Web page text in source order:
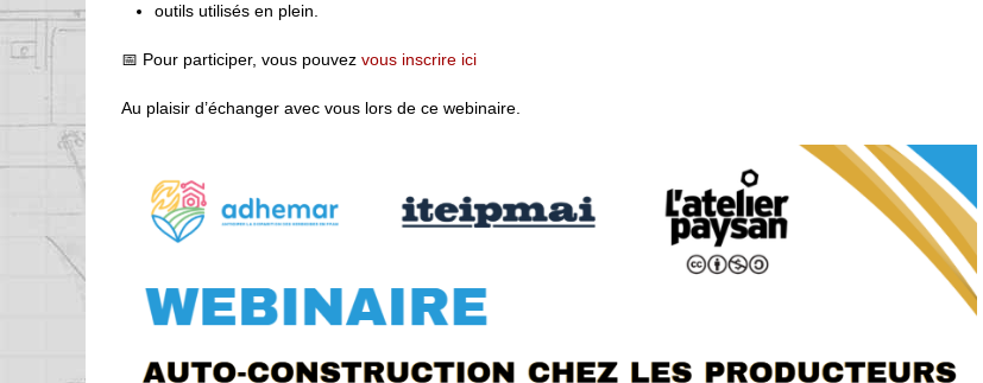
outils utilisés en plein.
📅 Pour participer, vous pouvez vous inscrire ici
Au plaisir d’échanger avec vous lors de ce webinaire.